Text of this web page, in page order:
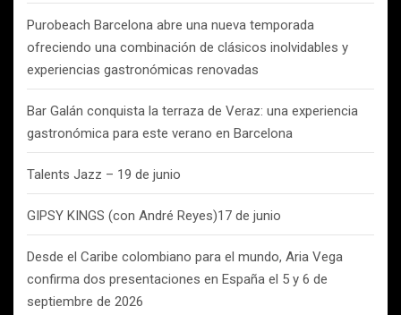
Purobeach Barcelona abre una nueva temporada
ofreciendo una combinación de clásicos inolvidables y
experiencias gastronómicas renovadas
Bar Galán conquista la terraza de Veraz: una experiencia
gastronómica para este verano en Barcelona
Talents Jazz – 19 de junio
GIPSY KINGS (con André Reyes)17 de junio
Desde el Caribe colombiano para el mundo, Aria Vega
confirma dos presentaciones en España el 5 y 6 de
septiembre de 2026